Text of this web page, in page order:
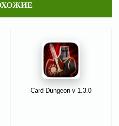
Card Dungeon v 1.3.0